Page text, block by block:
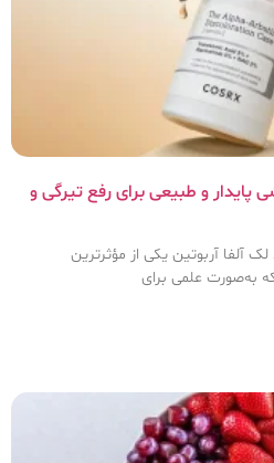
و طبیعی برای رفع تیرگی و
آربوتین یکی از مؤثرترین
به‌صورت علمی برای